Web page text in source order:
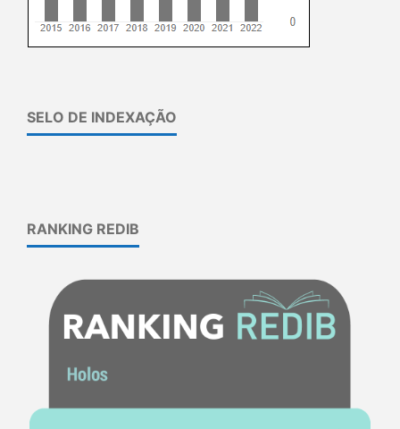
SELO DE INDEXAÇÃO
RANKING REDIB